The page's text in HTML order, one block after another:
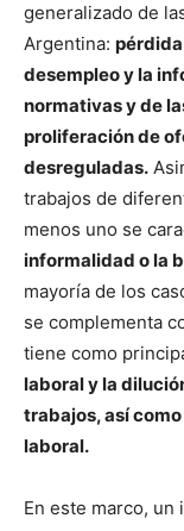
generalizado de
Argentina:
desempleo y la
normativas y de
proliferación de
desreguladas.
trabajos de
menos uno se
informalidad o la
mayoría de los
se complementa
tiene como
laboral y la
trabajos, así
laboral.
En este marco,